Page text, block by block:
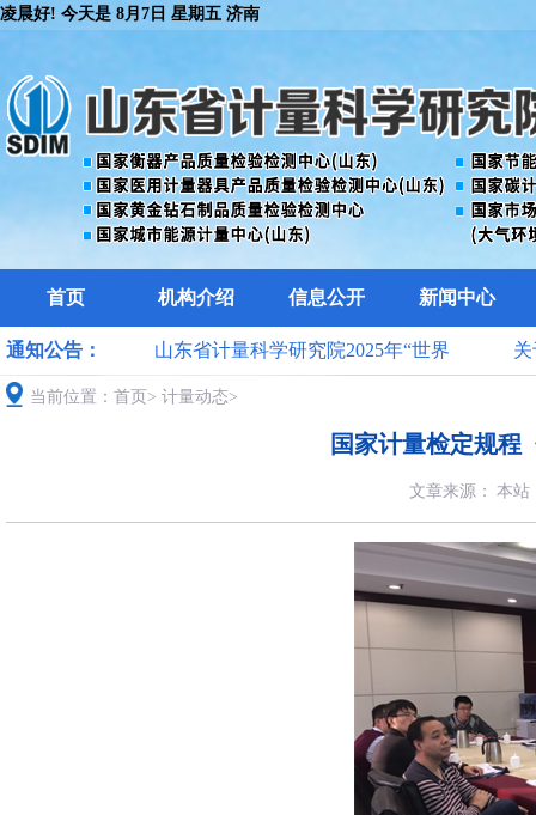
凌晨好! 今天是 8月7日 星期五 济南
首页 机构介绍 信息公开 新闻中心
通知公告：
关于开展
检验检测
山东省计量科学研究院2025年“世界
计量日”计量惠民系列活动公告
关
当前位置： 首页 > 计量动态>
国家计量检定规程
文章来源： 本站